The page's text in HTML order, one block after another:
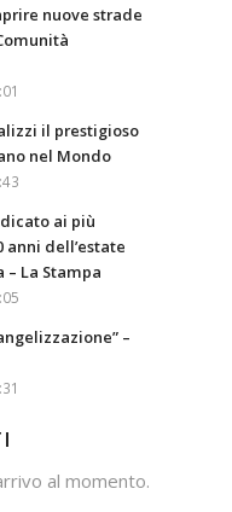
nuove strade
il prestigioso
nel Mondo
ai più
anni dell’estate
– La Stampa
–
al momento.